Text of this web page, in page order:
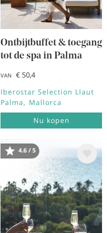
Ontbijtbuffet & toegang
tot de spa in Palma
VAN
€ 50,4
Iberostar Selection Llaut
Palma
Mallorca
Nu kopen
Afbeelding
4.6 / 5